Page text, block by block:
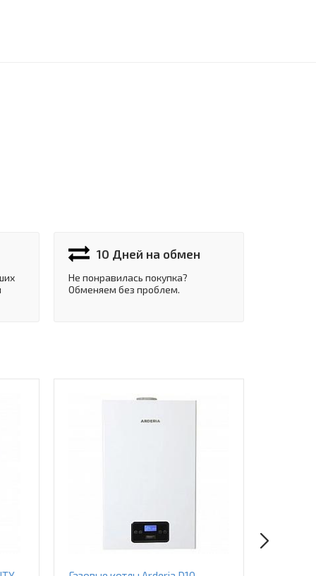
10 Дней на обмен
Не понравилась покупка?
Обменяем без проблем.